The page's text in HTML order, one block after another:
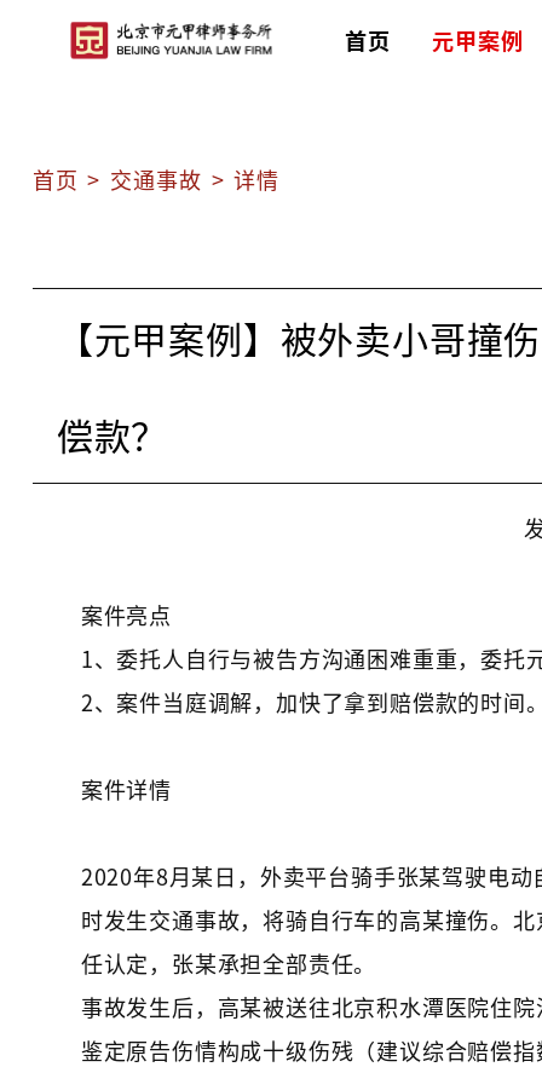
首页 元甲案例
首页 > 交通事故 > 详情
【元甲案例】被外卖小哥
偿款？
案件亮点
1、委托人自行与被告方沟通困难重重，委托
2、案件当庭调解，加快了拿到赔偿款的时间
案件详情
2020年8月某日，外卖平台骑手张某驾驶电
时发生交通事故，将骑自行车的高某撞伤。
任认定，张某承担全部责任。
事故发生后，高某被送往北京积水潭医院住
鉴定原告伤情构成十级伤残（建议综合赔偿